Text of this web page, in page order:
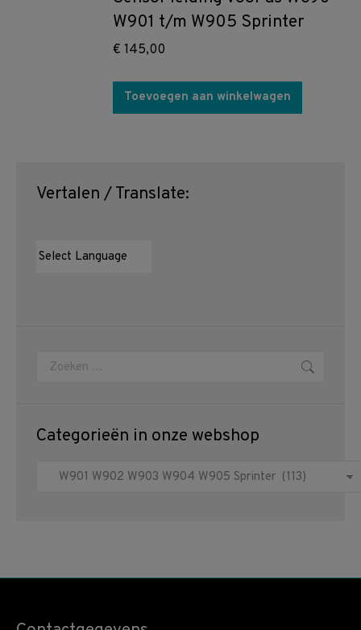
W901 t/m W905 Sprinter
€ 145,00
Toevoegen aan winkelwagen
Vertalen / Translate:
Zoeken:
Categorieën in onze webshop